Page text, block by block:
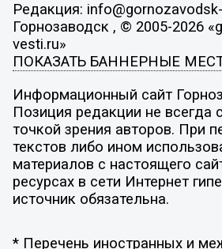
Редакция:
Горнозаводск , © 2005-2026
vesti.ru»
ПОКАЗАТЬ БАННЕРНЫЕ
Информационный сайт
Позиция редакции не всегда
точкой зрения авторов. При
текстов либо ином
материалов с настоящего
ресурсах в сети Интернет
источник обязательна.
* Перечень иностранных и